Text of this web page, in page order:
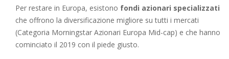
Per restare in Europa, esistono fondi azionari specializzati
che offrono la diversificazione migliore su tutti i mercati
(Categoria Morningstar Azionari Europa Mid-cap) e che hanno
cominciato il 2019 con il piede giusto.